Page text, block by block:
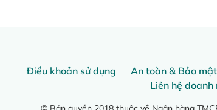
Điều khoản sử dụng An toàn & Bảo mật
Liên hệ doanh